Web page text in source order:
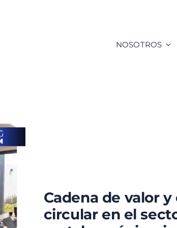
NOSOTROS
Cadena de valor
circular en el